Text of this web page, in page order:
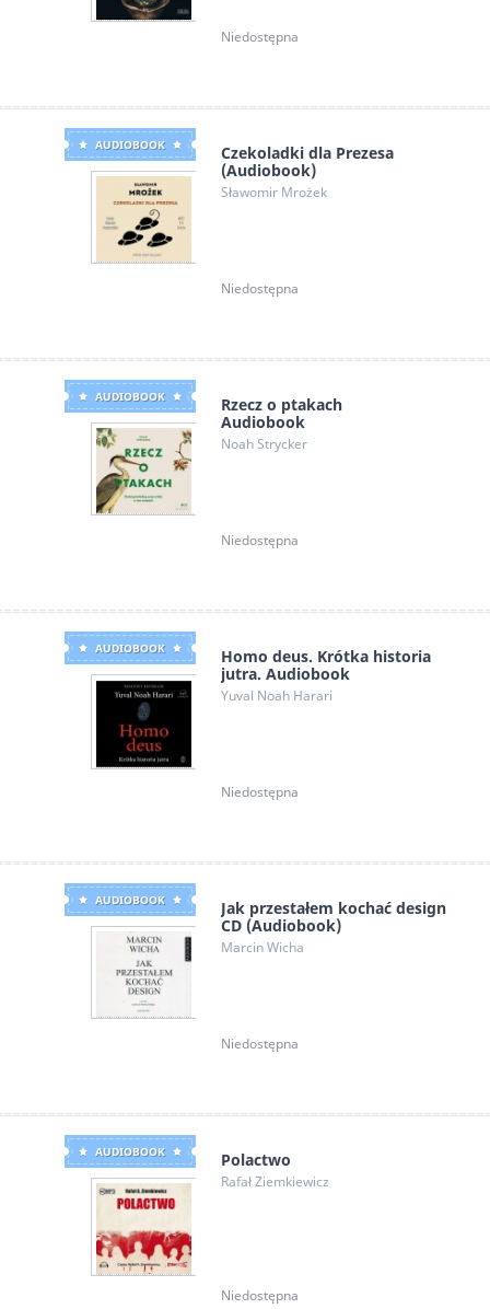
Niedostępna
AUDIOBOOK
Czekoladki dla Prezesa
(Audiobook)
Sławomir Mrożek
Niedostępna
AUDIOBOOK
Rzecz o ptakach
Audiobook
Noah Strycker
Niedostępna
AUDIOBOOK
Homo deus. Krótka historia
jutra. Audiobook
Yuval Noah Harari
Niedostępna
AUDIOBOOK
Jak przestałem kochać design
CD (Audiobook)
Marcin Wicha
Niedostępna
AUDIOBOOK Polactwo
Rafał Ziemkiewicz
Niedostępna